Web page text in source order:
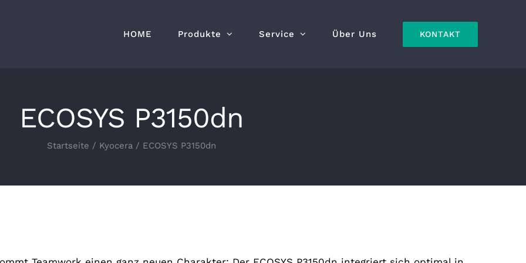
HOME Produkte Service Über Uns KONTAKT
ECOSYS P3150dn
Startseite / Kyocera / ECOSYS P3150dn